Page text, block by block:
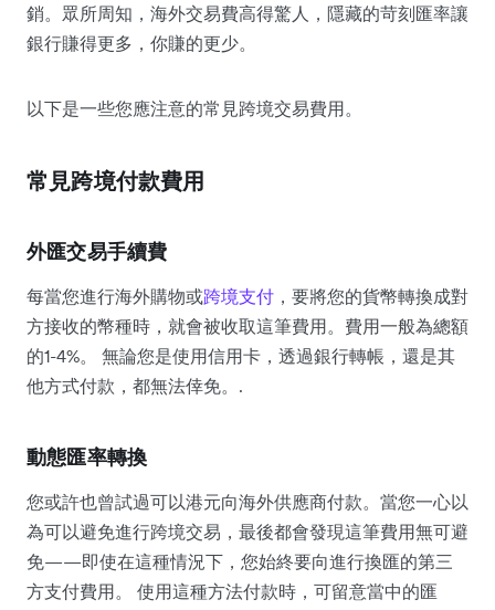
銷。眾所周知，海外交易費高得驚人，隱藏的苛刻匯率讓
銀行賺得更多，你賺的更少。
以下是一些您應注意的常見跨境交易費用。
常見跨境付款費用
外匯交易手續費
每當您進行海外購物或跨境支付 ，要將您的貨幣轉換成對
方接收的幣種時，就會被收取這筆費用。費用一般為總額
的1-4%。 無論您是使用信用卡，透過銀行轉帳，還是其
他方式付款，都無法倖免。.
動態匯率轉換
您或許也曾試過可以港元向海外供應商付款。當您一心以
為可以避免進行跨境交易，最後都會發現這筆費用無可避
免——即使在這種情況下，您始終要向進行換匯的第三
方支付費用。 使用這種方法付款時，可留意當中的匯